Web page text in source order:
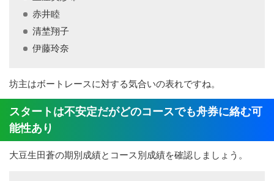
赤井睦
清埜翔子
伊藤玲奈
坊主はボートレースに対する気合いの表れですね。
スタートは不安定だがどのコースでも舟券に絡む可
能性あり
大豆生田蒼の期別成績とコース別成績を確認しましょう。